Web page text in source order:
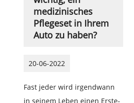
medizinisches
Pflegeset in Ihrem
Auto zu haben?
20-06-2022
Fast jeder wird irgendwann
in seinem Leben einen Erste-